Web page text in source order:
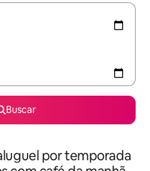
Buscar
por temporada